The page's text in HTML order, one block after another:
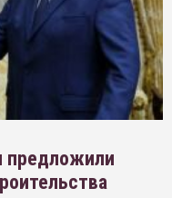
предложили